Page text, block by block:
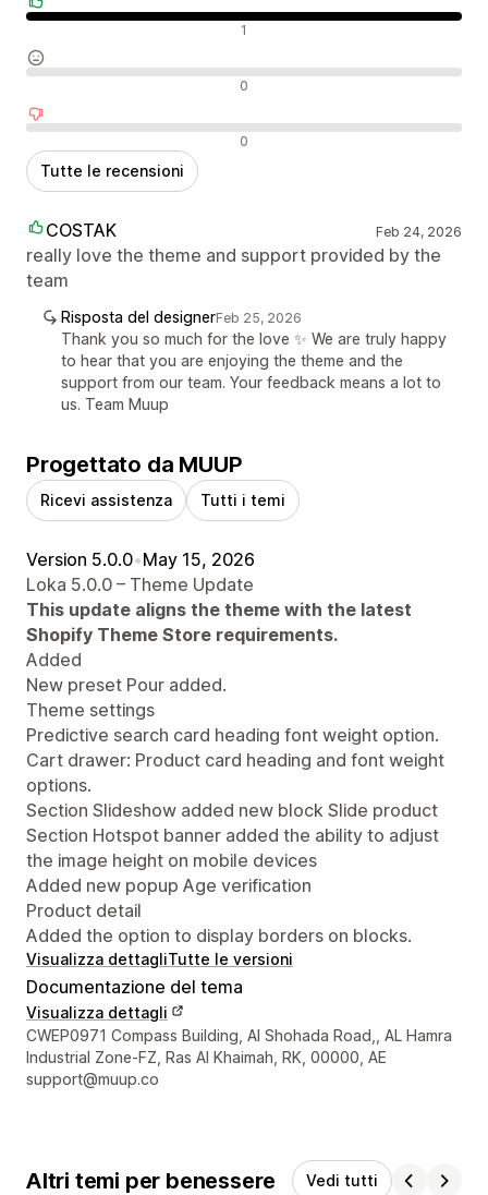
1
0
0
Tutte le recensioni
COSTAK Feb 24, 2026
really love the theme and support provided by the
team
Risposta del designerFeb 25, 2026
Thank you so much for the love ✨ We are truly happy
to hear that you are enjoying the theme and the
support from our team. Your feedback means a lot to
us. Team Muup
Progettato da MUUP
Ricevi assistenza Tutti i temi
Version 5.0.0•May 15, 2026
Loka 5.0.0 – Theme Update
This update aligns the theme with the latest
Shopify Theme Store requirements.
Added
New preset Pour added.
Theme settings
Predictive search card heading font weight option.
Cart drawer: Product card heading and font weight
options.
Section Slideshow added new block Slide product
Section Hotspot banner added the ability to adjust
the image height on mobile devices
Added new popup Age verification
Product detail
Added the option to display borders on blocks.
Visualizza dettagliTutte le versioni
Documentazione del tema
Visualizza dettagli
Recapiti del designer
CWEP0971 Compass Building, Al Shohada Road,, AL Hamra
Industrial Zone-FZ, Ras Al Khaimah, RK, 00000, AE
support@muup.co
Altri temi per benessere Vedi tutti